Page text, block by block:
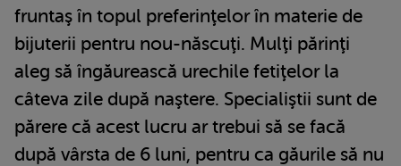
fruntaş în topul preferinţelor în materie de
bijuterii pentru nou-născuţi. Mulţi părinţi
aleg să îngăurească urechile fetiţelor la
câteva zile după naştere. Specialiştii sunt de
părere că acest lucru ar trebui să se facă
după vârsta de 6 luni, pentru ca găurile să nu